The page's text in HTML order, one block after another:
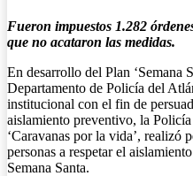
Fueron impuestos 1.282
que no acataron las medidas.
En desarrollo del Plan ‘Semana
Departamento de Policía del
institucional con el fin de
aislamiento preventivo, la
‘Caravanas por la vida’, realizó
personas a respetar el
Semana Santa.